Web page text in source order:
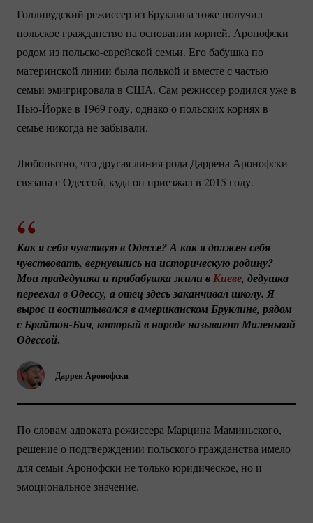
Голливудский режиссер из Бруклина тоже получил
польское гражданство на основании корней. Аронофски
родом изпольско-еврейской семьи. Его бабушка по
материнской линии была полькой и вместе с частью
семьи эмигрировала в США. Сам режиссер родился уже в
Нью-Йоркев 1969 году, однако о польских корнях в
семье никогда не забывали.
Любопытно, что другая линия рода Даррена Аронофски
связана с Одессой, куда он приезжал в 2015 году.
Даррен Аронофски
Как я себя чувствую в Одессе? А как я должен себя
чувствовать, вернувшись на историческую родину?
Мои прадедушка и прабабушка жили в Киеве, дедушка
переехал в Одессу, а отец здесь заканчивал школу. Я
вырос и воспитывался в американском Бруклине, рядом
с Брайтон-Бич, который в народе называют Маленькой
Одессой.
По словам адвоката режиссера Марцина Маминьского,
решение о подтверждении польского гражданства имело
для семьи Аронофски не только юридическое, но и
эмоциональное значение.